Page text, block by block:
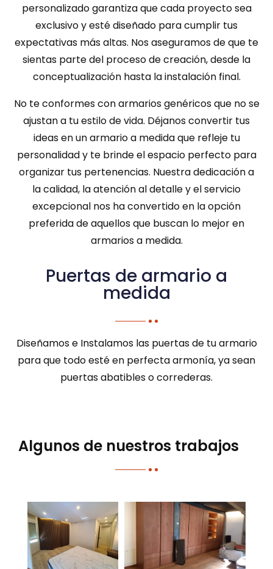
personalizado garantiza que cada proyecto sea
exclusivo y esté diseñado para cumplir tus
expectativas más altas. Nos aseguramos de que te
sientas parte del proceso de creación, desde la
conceptualización hasta la instalación final.
No te conformes con armarios genéricos que no se
ajustan a tu estilo de vida. Déjanos convertir tus
ideas en un armario a medida que refleje tu
personalidad y te brinde el espacio perfecto para
organizar tus pertenencias. Nuestra dedicación a
la calidad, la atención al detalle y el servicio
excepcional nos ha convertido en la opción
preferida de aquellos que buscan lo mejor en
armarios a medida.
Puertas de armario a
medida
Diseñamos e Instalamos las puertas de tu armario
para que todo esté en perfecta armonía, ya sean
puertas abatibles o correderas.
Algunos de nuestros trabajos